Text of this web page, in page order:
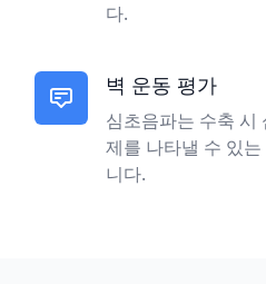
다.
벽 운동 평가
심초음파는 수축 시
제를 나타낼 수 있
니다.